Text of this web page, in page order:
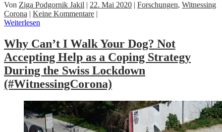
Von Ziga Podgornik Jakil | 22. Mai 2020 | Forschungen, Witnessing
Corona | Keine Kommentare |
Weiterlesen
Why Can’t I Walk Your Dog? Not
Accepting Help as a Coping Strategy
During the Swiss Lockdown
(#WitnessingCorona)